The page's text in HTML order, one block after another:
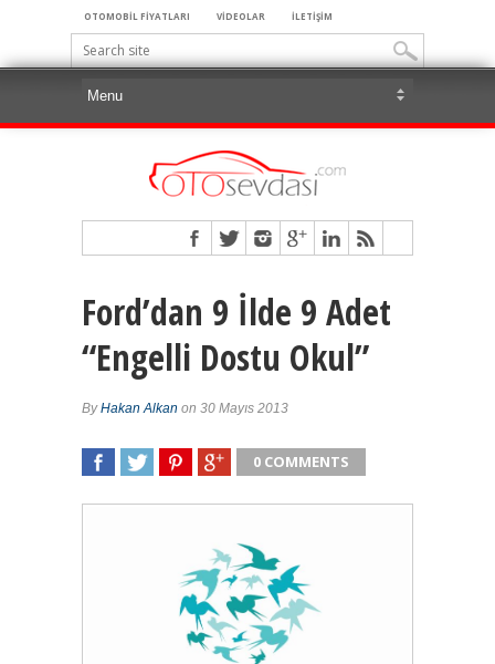
OTOMOBİL FİYATLARI VİDEOLAR İLETİŞİM
Ford’dan 9 İlde 9 Adet
“Engelli Dostu Okul”
ByHakan Alkan on 30 Mayıs 2013
0 COMMENTS